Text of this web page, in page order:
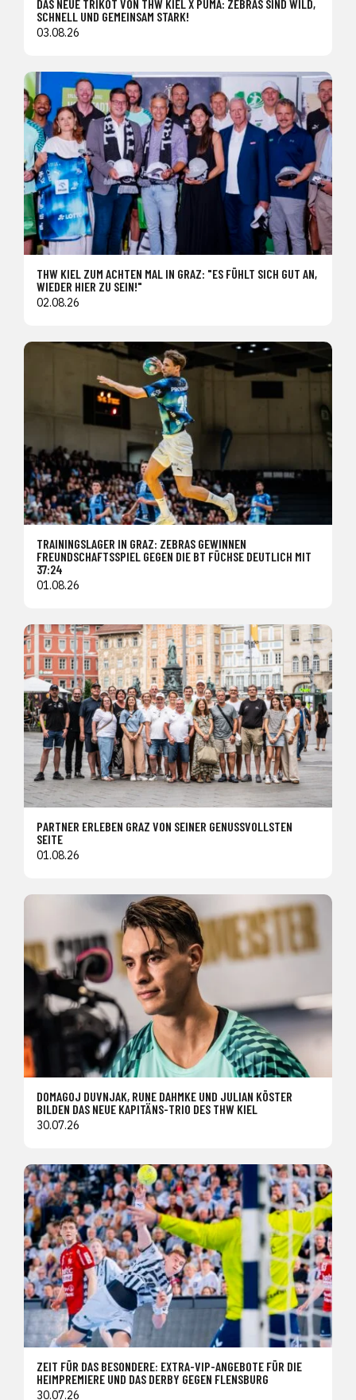
DAS NEUE TRIKOT VON THW KIEL X PUMA: ZEBRAS SIND WILD,
SCHNELL UND GEMEINSAM STARK!
03.08.26
THW KIEL ZUM ACHTEN MAL IN GRAZ: "ES FÜHLT SICH GUT AN,
WIEDER HIER ZU SEIN!"
02.08.26
TRAININGSLAGER IN GRAZ: ZEBRAS GEWINNEN
FREUNDSCHAFTSSPIEL GEGEN DIE BT FÜCHSE DEUTLICH MIT
37:24
01.08.26
PARTNER ERLEBEN GRAZ VON SEINER GENUSSVOLLSTEN
SEITE
01.08.26
DOMAGOJ DUVNJAK, RUNE DAHMKE UND JULIAN KÖSTER
BILDEN DAS NEUE KAPITÄNS-TRIO DES THW KIEL
30.07.26
ZEIT FÜR DAS BESONDERE: EXTRA-VIP-ANGEBOTE FÜR DIE
HEIMPREMIERE UND DAS DERBY GEGEN FLENSBURG
30.07.26